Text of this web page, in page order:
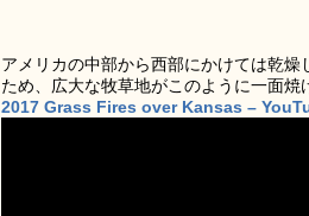
アメリカの中部から西部にかけては乾
ため、広大な牧草地がこのように一面焼
2017 Grass Fires over Kansas –